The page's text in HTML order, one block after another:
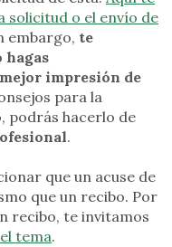
solicitud o el envío de
embargo, te
hagas
impresión de
para la
podrás hacerlo de
.
que un acuse de
que un recibo. Por
recibo, te invitamos
tema.